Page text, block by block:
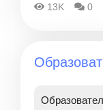
13K 0